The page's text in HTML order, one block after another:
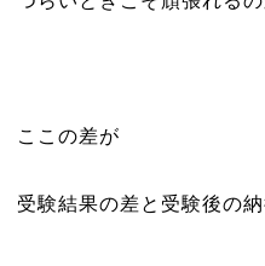
ここの差が
受験結果の差と受験後の